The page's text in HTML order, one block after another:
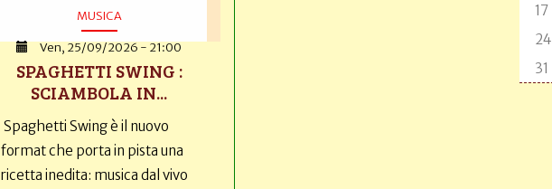
MUSICA
Ven, 25/09/2026 - 21:00
SPAGHETTI SWING :
SCIAMBOLA IN...
Spaghetti Swing è il nuovo
format che porta in pista una
ricetta inedita: musica dal vivo
17
24
31